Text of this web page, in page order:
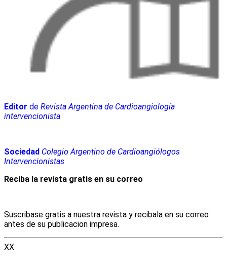
Editor de Revista Argentina de Cardioangiología
intervencionista
Sociedad Colegio Argentino de Cardioangiólogos
Intervencionistas
Reciba la revista gratis en su correo
Suscribase gratis a nuestra revista y recibala en su correo
antes de su publicacion impresa.
XX